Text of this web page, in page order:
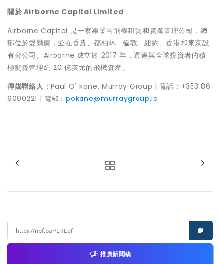
關於 Airborne Capital Limited
Airborne Capital 是一家專業的飛機租賃和資產管理公司，總
部位於愛爾蘭，並在香農、都柏林、倫敦、紐約、香港和東京設
有分公司。Airborne 成立於 2017 年，透過與全球投資者的積
極關係管理約 20 億美元的飛機資產。
傳媒聯絡人 ：Paul O' Kane, Murray Group | 電話：+353 86
6090221 | 電郵：pokane@murraygroup.ie
推廣新聞稿